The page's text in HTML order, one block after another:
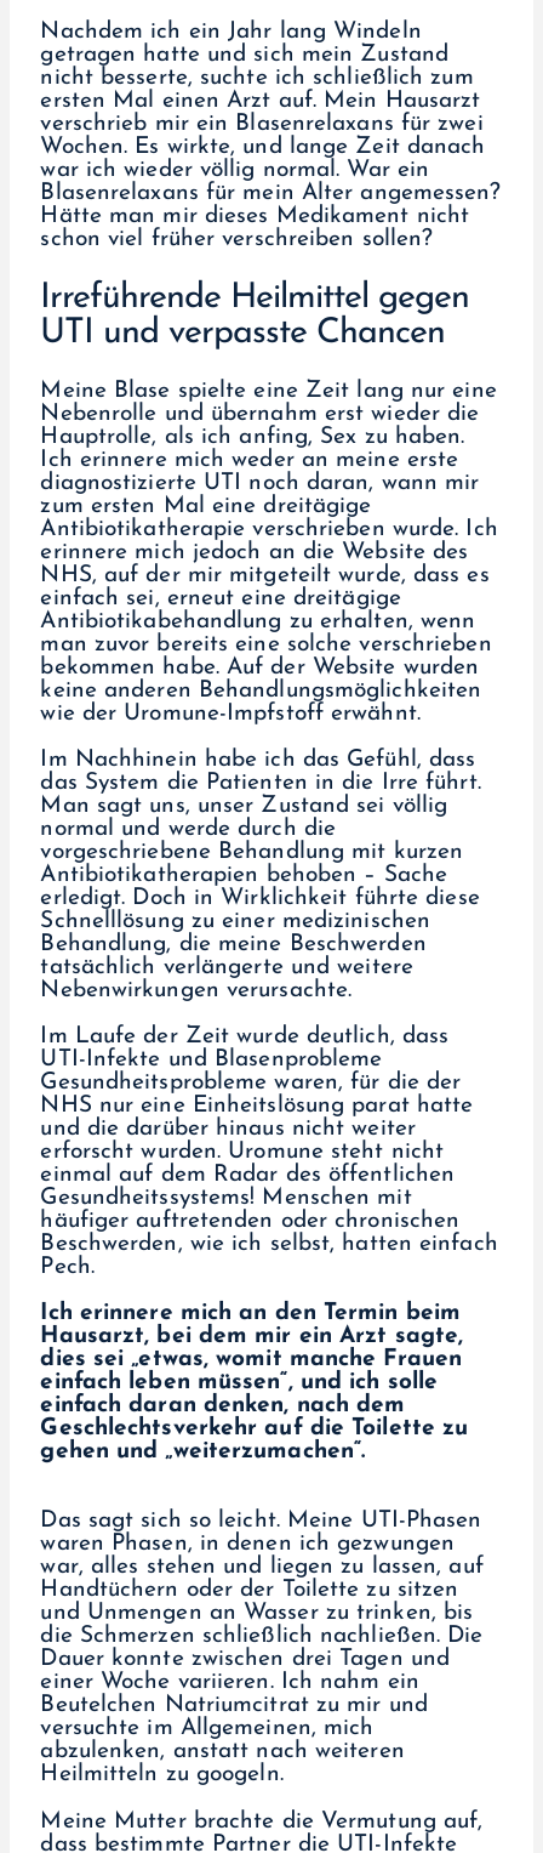
Nachdem ich ein Jahr lang Windeln
getragen hatte und sich mein Zustand
nicht besserte, suchte ich schließlich zum
ersten Mal einen Arzt auf. Mein Hausarzt
verschrieb mir ein Blasenrelaxans für zwei
Wochen. Es wirkte, und lange Zeit danach
war ich wieder völlig normal. War ein
Blasenrelaxans für mein Alter angemessen?
Hätte man mir dieses Medikament nicht
schon viel früher verschreiben sollen?
Irreführende Heilmittel gegen
UTI und verpasste Chancen
Meine Blase spielte eine Zeit lang nur eine
Nebenrolle und übernahm erst wieder die
Hauptrolle, als ich anfing, Sex zu haben.
Ich erinnere mich weder an meine erste
diagnostizierte UTI noch daran, wann mir
zum ersten Mal eine dreitägige
Antibiotikatherapie verschrieben wurde. Ich
erinnere mich jedoch an die Website des
NHS, auf der mir mitgeteilt wurde, dass es
einfach sei, erneut eine dreitägige
Antibiotikabehandlung zu erhalten, wenn
man zuvor bereits eine solche verschrieben
bekommen habe. Auf der Website wurden
keine anderen Behandlungsmöglichkeiten
wie der Uromune-Impfstoff erwähnt.
Im Nachhinein habe ich das Gefühl, dass
das System die Patienten in die Irre führt.
Man sagt uns, unser Zustand sei völlig
normal und werde durch die
vorgeschriebene Behandlung mit kurzen
Antibiotikatherapien behoben – Sache
erledigt. Doch in Wirklichkeit führte diese
Schnelllösung zu einer medizinischen
Behandlung, die meine Beschwerden
tatsächlich verlängerte und weitere
Nebenwirkungen verursachte.
Im Laufe der Zeit wurde deutlich, dass
UTI-Infekte und Blasenprobleme
Gesundheitsprobleme waren, für die der
NHS nur eine Einheitslösung parat hatte
und die darüber hinaus nicht weiter
erforscht wurden. Uromune steht nicht
einmal auf dem Radar des öffentlichen
Gesundheitssystems! Menschen mit
häufiger auftretenden oder chronischen
Beschwerden, wie ich selbst, hatten einfach
Pech.
Ich erinnere mich an den Termin beim
Hausarzt, bei dem mir ein Arzt sagte,
dies sei „etwas, womit manche Frauen
einfach leben müssen“, und ich solle
einfach daran denken, nach dem
Geschlechtsverkehr auf die Toilette zu
gehen und „weiterzumachen“.
Das sagt sich so leicht. Meine UTI-Phasen
waren Phasen, in denen ich gezwungen
war, alles stehen und liegen zu lassen, auf
Handtüchern oder der Toilette zu sitzen
und Unmengen an Wasser zu trinken, bis
die Schmerzen schließlich nachließen. Die
Dauer konnte zwischen drei Tagen und
einer Woche variieren. Ich nahm ein
Beutelchen Natriumcitrat zu mir und
versuchte im Allgemeinen, mich
abzulenken, anstatt nach weiteren
Heilmitteln zu googeln.
Meine Mutter brachte die Vermutung auf,
dass bestimmte Partner die UTI-Infekte